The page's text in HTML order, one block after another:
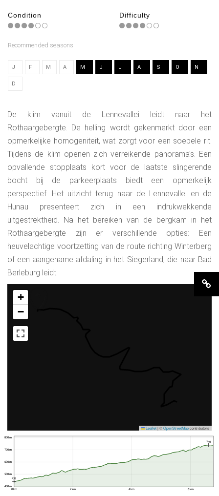
Condition Difficulty
Recommended seasons
J F M A M J J A S O N
D
De klim vanuit de Lennevallei leidt naar het
Rothaargebergte. De helling wordt gekenmerkt door een
opmerkelijke homogeniteit, wat zorgt voor een soepele rit.
Tijdens de klim openen zich verreikende panorama's. Een
opvallende stopplaats kort voor de laatste slingerende
bocht bij de parkeerplaats biedt een opmerkelijk
perspectief. Het uitzicht terug naar de Lennevallei en de
Hunau presenteert zich in een indrukwekkende
uitgestrektheid. Na het bereiken van de bergkam in het
Rothaargebergte zijn er verschillende opties: Een
heuvelachtige voortzetting van de route richting Winterberg
of een aangename afdaling in het Siegerland, die naar Bad
Berleburg leidt.
+
−
Leaflet|©OpenStreetMapcontributors
0 km 2 km 4 km 6 km
400 m
500 m
600 m
700 m
800 m
439
740